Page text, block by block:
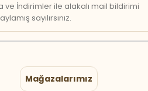
İndirimler ile alakalı mail bildirimi
sayılırsınız.
Mağazalarımız